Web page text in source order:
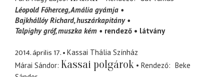
Léopold Főherceg Amália gyámja
Bajkhállóy Richard huszárkapitány
Talpighy gróf muszka kém rendező látvány
2014. április 17.
Kassai Thália Színház
Márai Sándor Kassai polgárok Rendező
Beke